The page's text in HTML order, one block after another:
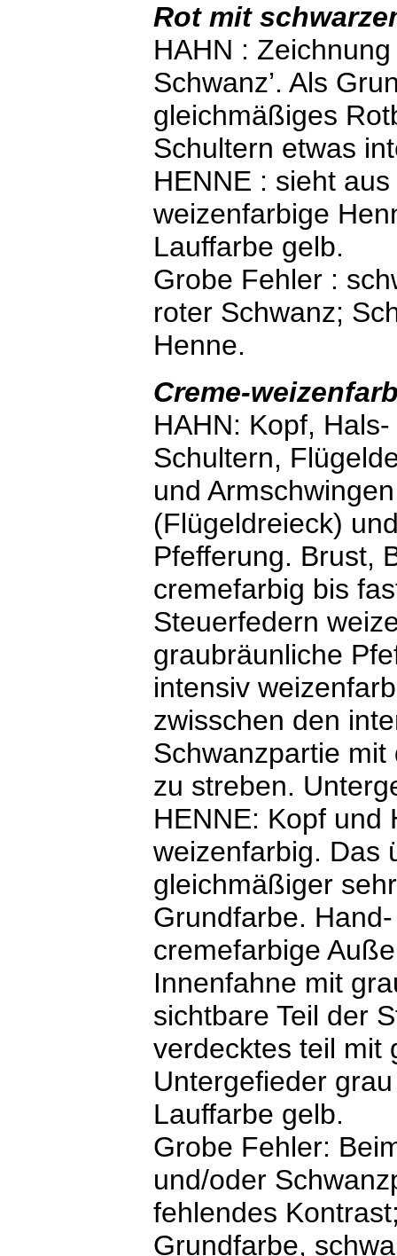
Rot mit
HAHN :
Schwanz’. Als
gleichmäßiges
Schultern etwas
HENNE : sieht
weizenfarbige
Lauffarbe gelb.
Grobe Fehler :
roter Schwanz;
Henne.
Creme-
HAHN: Kopf,
Schultern,
und
(Flügeldreieck)
Pfefferung. Brust,
cremefarbig bis
Steuerfedern
graubräunliche
intensiv
zwisschen den
Schwanzpartie
zu streben.
HENNE: Kopf und
weizenfarbig. Das
gleichmäßiger
Grundfarbe.
cremefarbige
Innenfahne mit
sichtbare Teil der
verdecktes teil mit
Untergefieder
Lauffarbe gelb.
Grobe Fehler:
und/oder
fehlendes
Grundfarbe,